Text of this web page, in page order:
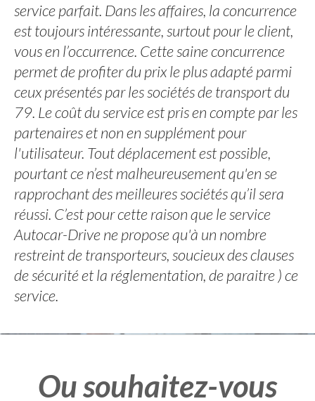
service parfait. Dans les affaires, la concurrence
est toujours intéressante, surtout pour le client,
vous en l’occurrence. Cette saine concurrence
permet de profiter du prix le plus adapté parmi
ceux présentés par les sociétés de transport du
79. Le coût du service est pris en compte par les
partenaires et non en supplément pour
l'utilisateur. Tout déplacement est possible,
pourtant ce n’est malheureusement qu'en se
rapprochant des meilleures sociétés qu’il sera
réussi. C’est pour cette raison que le service
Autocar-Drive ne propose qu'à un nombre
restreint de transporteurs, soucieux des clauses
de sécurité et la réglementation, de paraitre ) ce
service.
Ou souhaitez-vous